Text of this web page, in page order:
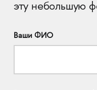
эту небольшую
Ваши ФИО